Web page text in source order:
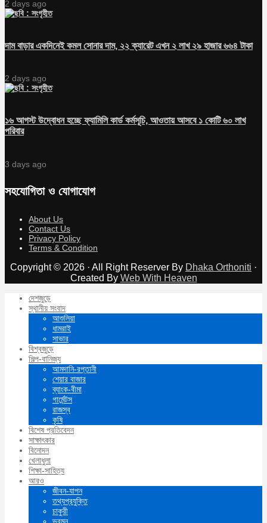
2 days ago
দাম বাড়ার একদিনেই কমল সোনার দাম, ২২ ক্যারেট এখন ২ লাখ ২৯ হাজার ৬৬৪ টাকা
2 days ago
১৬ আগস্ট উদ্বোধন হচ্ছে ফ্যামিলি কার্ড কর্মসূচি, আওতায় আসবে ১ কোটি ৬০ লাখ
পরিবার
3 days ago
সহযোগিতা ও যোগাযোগ
About Us
Contact Us
Privacy Policy
Terms & Condition
Copyright © 2026 · All Right Reserver By Dhaka Orthoniti ·
Created By Web With Heaven
দেশজুড়ে
স্থানীয় সংবাদ
আশুলিয়া
ধামরাই
সাভার
বিশ্বজুড়ে
শিল্প-বানিজ্য
আমদানি-রপ্তানী
শেয়ার বাজার
ব্যাংক-বীমা
গার্মেন্টস
রাজস্ব
কৃষি
বিশেষ প্রতিবেদন
সাক্ষাৎকার
বিনোদন
খেলাধুলা
শিক্ষা-সাহিত্য
আরও
জীবন-যাপন
তথ্যপ্রযুক্তি
চাকুরী